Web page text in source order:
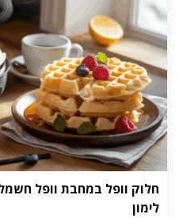
חלוק וופל במחבת וופל
לימון